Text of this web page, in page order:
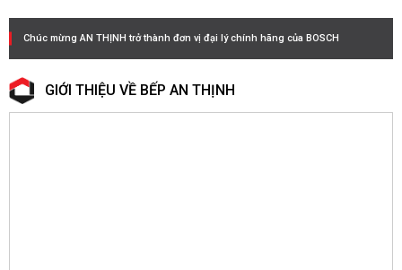
Chúc mừng AN THỊNH trở thành đơn vị đại lý chính hãng của BOSCH
GIỚI THIỆU VỀ BẾP AN THỊNH